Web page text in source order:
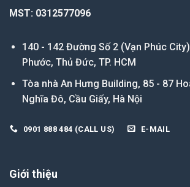
MST: 0312577096
140 - 142 Đường Số 2 (Vạn Phúc
Phước, Thủ Đức, TP. HCM
Tòa nhà An Hưng Building, 85 - 87
Nghĩa Đô, Cầu Giấy, Hà Nội
0901 888 484 (CALL US) E-MAIL
Giới thiệu